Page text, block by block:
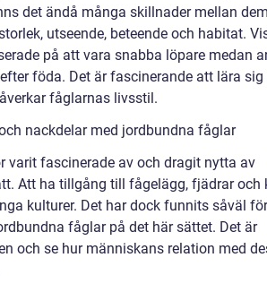
det ändå många skillnader mellan
utseende, beteende och habitat.
på att vara snabba löpare medan
föda. Det är fascinerande att lära sig
fåglarnas livsstil.
nackdelar med jordbundna fåglar
varit fascinerade av och dragit nytta av
Att ha tillgång till fågelägg, fjädrar och
kulturer. Det har dock funnits såväl
fåglar på det här sättet. Det är
och se hur människans relation med